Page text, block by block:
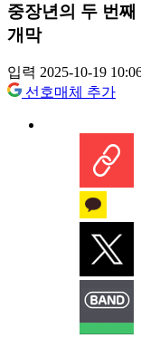
중장년의 두 번째
개막
입력 2025-10-19
선호매체 추가